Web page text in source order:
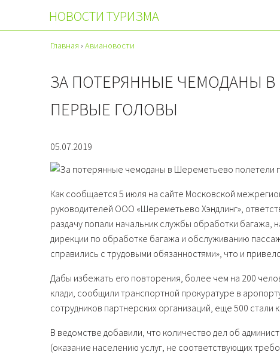
НОВОСТИ ТУРИЗМА
Главная › Авиановости
ЗА ПОТЕРЯННЫЕ ЧЕМОДАНЫ
ПЕРВЫЕ ГОЛОВЫ
05.07.2019
Как сообщается 5 июля на сайте Московской
руководителей ООО «Шереметьево Хэндлинг»,
раздачу попали начальник службы обработки
дирекции по обработке багажа и обслуживанию
справились с трудовыми обязанностями», что и
Дабы избежать его повторения, более чем на 200
клади, сообщили транспортной прокуратуре в
сотрудников партнерских организаций, еще 500 стали
В ведомстве добавили, что количество дел об
(оказание населению услуг, не соответствующих